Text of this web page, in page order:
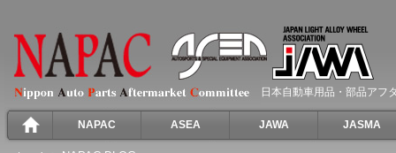
日本自動車用品・部品アフ
NAPAC ASEA JAWA JASMA